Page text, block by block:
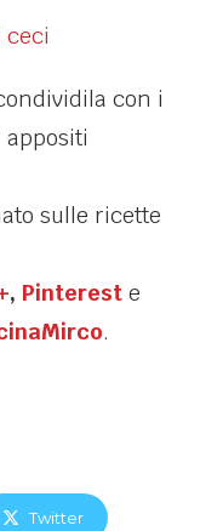
con i
sulle ricette
, Pinterest e
.
Twitter